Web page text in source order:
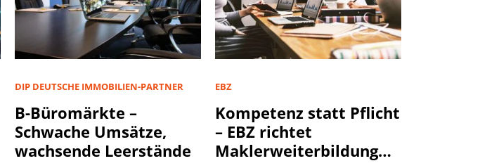
DIP DEUTSCHE IMMOBILIEN-PARTNER
B-Büromärkte –
Schwache Umsätze,
wachsende Leerstände
EBZ
Kompetenz statt Pflicht
– EBZ richtet
Maklerweiterbildung